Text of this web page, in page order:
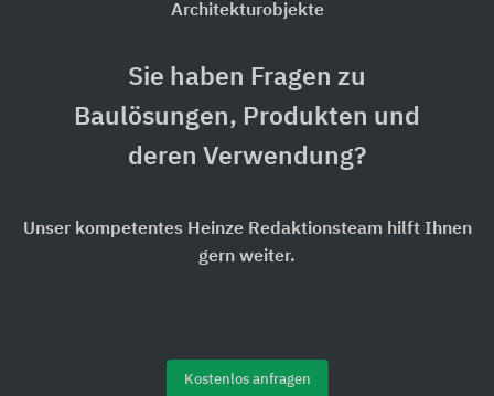
Architekturobjekte
Sie haben Fragen zu
Baulösungen, Produkten und
deren Verwendung?
Unser kompetentes Heinze Redaktionsteam hilft Ihnen
gern weiter.
Kostenlos anfragen